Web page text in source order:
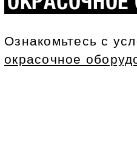
Ознакомьтесь с
окрасочное